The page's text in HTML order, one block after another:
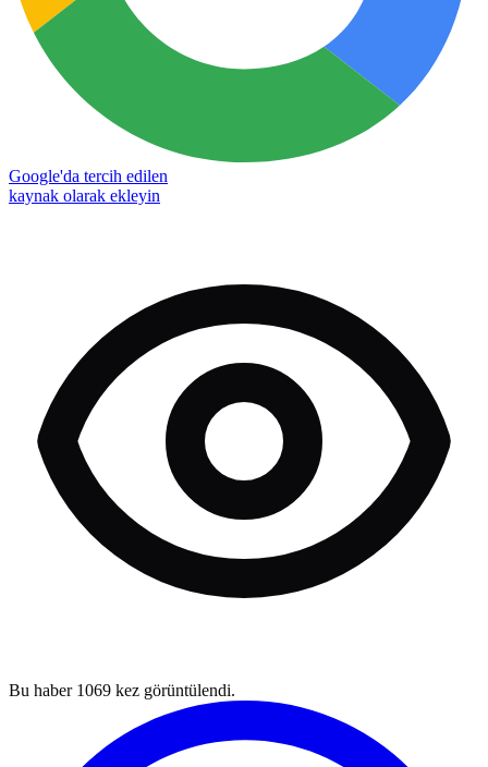
Google'da tercih edilen
kaynak olarak ekleyin
Bu haber 1069 kez görüntülendi.